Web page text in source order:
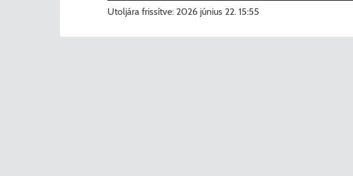
Utoljára frissítve: 2026 június 22. 15:55